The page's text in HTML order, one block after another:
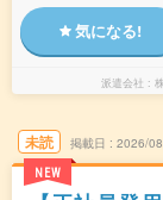
気になる!
派遣会社
未読
NEW
掲載日 2026/